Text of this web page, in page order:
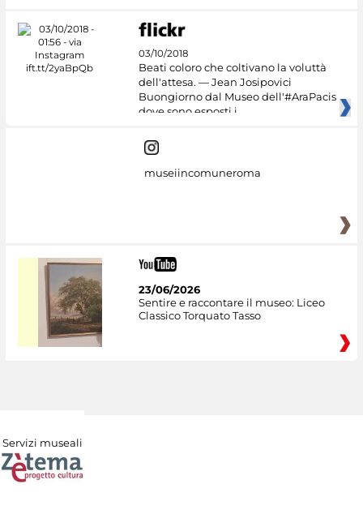
03/10/2018
Beati coloro che coltivano la voluttà
dell'attesa. — Jean Josipovici
Buongiorno dal Museo dell'#AraPacis
dove sono esposti i
museiincomuneroma
23/06/2026
Sentire e raccontare il museo: Liceo
Classico Torquato Tasso
Servizi museali